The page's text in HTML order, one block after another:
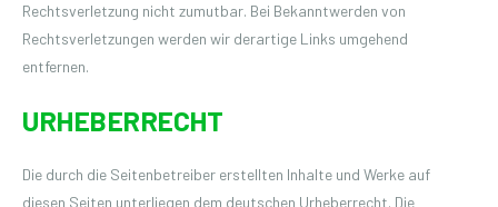
Rechtsverletzung nicht zumutbar. Bei Bekanntwerden von
Rechtsverletzungen werden wir derartige Links umgehend
entfernen.
URHEBERRECHT
Die durch die Seitenbetreiber erstellten Inhalte und Werke auf
diesen Seiten unterliegen dem deutschen Urheberrecht. Die